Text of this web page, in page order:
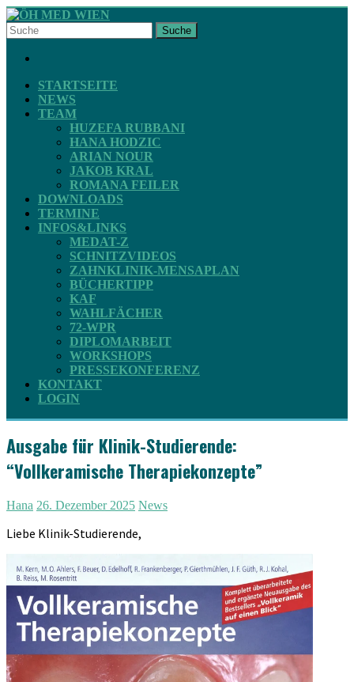
Skip
to
content
ÖH
MED
WIEN
ZAHNMEDIZIN
Suche
STARTSEITE
NEWS
TEAM
HUZEFA RUBBANI
HANA HODZIC
ARIAN NOUR
JAKOB KRAL
ROMANA FEILER
DOWNLOADS
TERMINE
INFOS&LINKS
MEDAT-Z
SCHNITZVIDEOS
ZAHNKLINIK-MENSAPLAN
BÜCHERTIPP
KAF
WAHLFÄCHER
72-WPR
DIPLOMARBEIT
WORKSHOPS
PRESSEKONFERENZ
KONTAKT
LOGIN
Ausgabe für Klinik-Studierende:
“Vollkeramische Therapiekonzepte”
Hana 26. Dezember 2025 News
Liebe Klinik-Studierende,